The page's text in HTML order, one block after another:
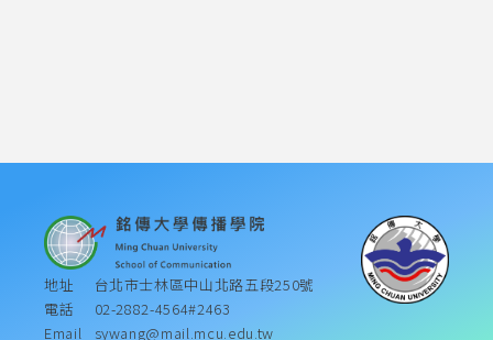
地址
台北市士林區中山北路五段250號
電話
02-2882-4564#2463
Email
sywang@mail.mcu.edu.tw